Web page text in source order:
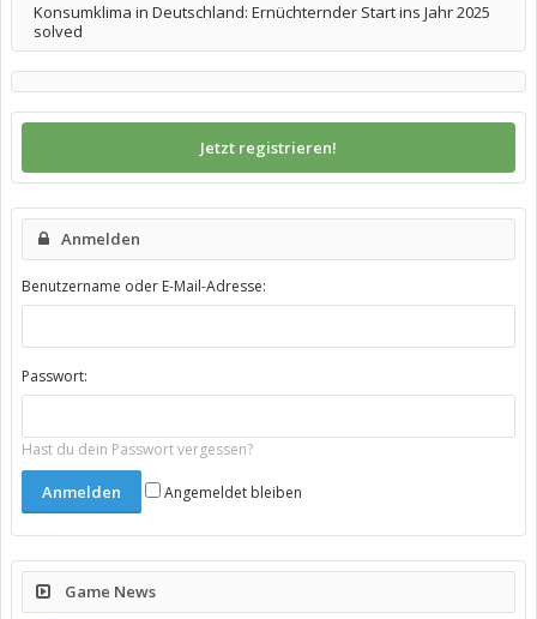
Konsumklima in Deutschland: Ernüchternder Start ins Jahr 2025
solved
Jetzt registrieren!
Anmelden
Benutzername oder E-Mail-Adresse:
Passwort:
Hast du dein Passwort vergessen?
Angemeldet bleiben
Game News